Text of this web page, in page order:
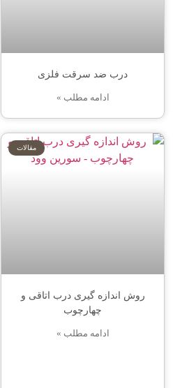
درب ضد سرقت فلزی
ادامه مطلب »
مقالات
روش اندازه گیری درب اتاقی و
چهارچوب
ادامه مطلب »